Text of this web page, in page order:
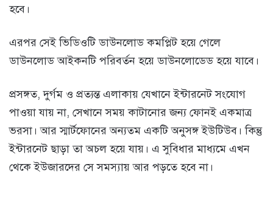
হবে।
এরপর সেই ভিডিওটি ডাউনলোড কমপ্লিট হয়ে গেলে
ডাউনলোড আইকনটি পরিবর্তন হয়ে ডাউনলোডেড হয়ে যাবে।
প্রসঙ্গত, দুর্গম ও প্রত্যন্ত এলাকায় যেখানে ইন্টারনেট সংযোগ
পাওয়া যায় না, সেখানে সময় কাটানোর জন্য ফোনই একমাত্র
ভরসা। আর স্মার্টফোনের অন্যতম একটি অনুসঙ্গ ইউটিউব। কিন্তু
ইন্টারনেট ছাড়া তা অচল হয়ে যায়। এ সুবিধার মাধ্যমে এখন
থেকে ইউজারদের সে সমস্যায় আর পড়তে হবে না।